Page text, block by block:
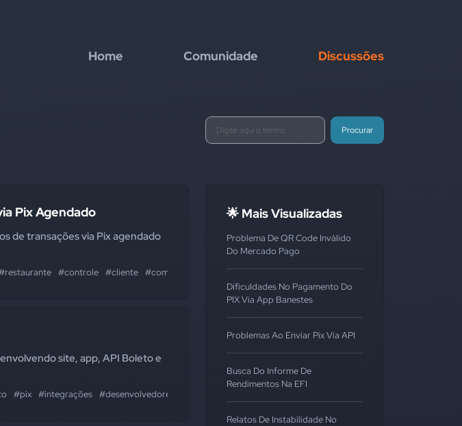
Home Comunidade Discussões
Procurar
Pix Agendado
de transações via Pix agendado
#controle #cliente #comprovante
site, app, API Boleto e
#pix #integrações #desenvolvedores
🌟 Mais Visualizadas
Problema De QR Code Inválido
Do Mercado Pago
Dificuldades No Pagamento Do
PIX Via App Banestes
Problemas Ao Enviar Pix Via API
Busca Do Informe De
Rendimentos Na EFI
Relatos De Instabilidade No